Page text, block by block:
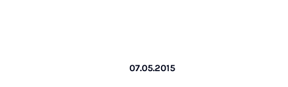
07.05.2015